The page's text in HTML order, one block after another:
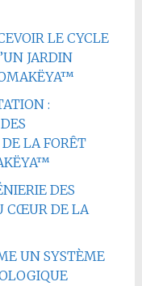
LE CYCLE
JARDIN
:
LA FORÊT
DES
CŒUR DE LA
UN SYSTÈME